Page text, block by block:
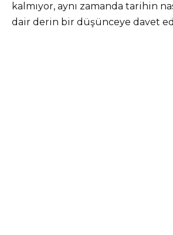
kalmıyor, aynı zamanda tarihin
dair derin bir düşünceye davet